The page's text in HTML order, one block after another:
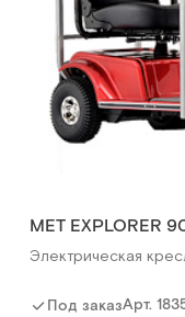
MET EXPLORER
Электрическая
Под заказАрт.